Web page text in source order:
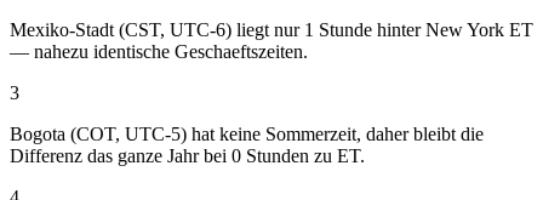
Mexiko-Stadt (CST, UTC-6) liegt nur 1 Stunde hinter New York ET
— nahezu identische Geschaeftszeiten.
3
Bogota (COT, UTC-5) hat keine Sommerzeit, daher bleibt die
Differenz das ganze Jahr bei 0 Stunden zu ET.